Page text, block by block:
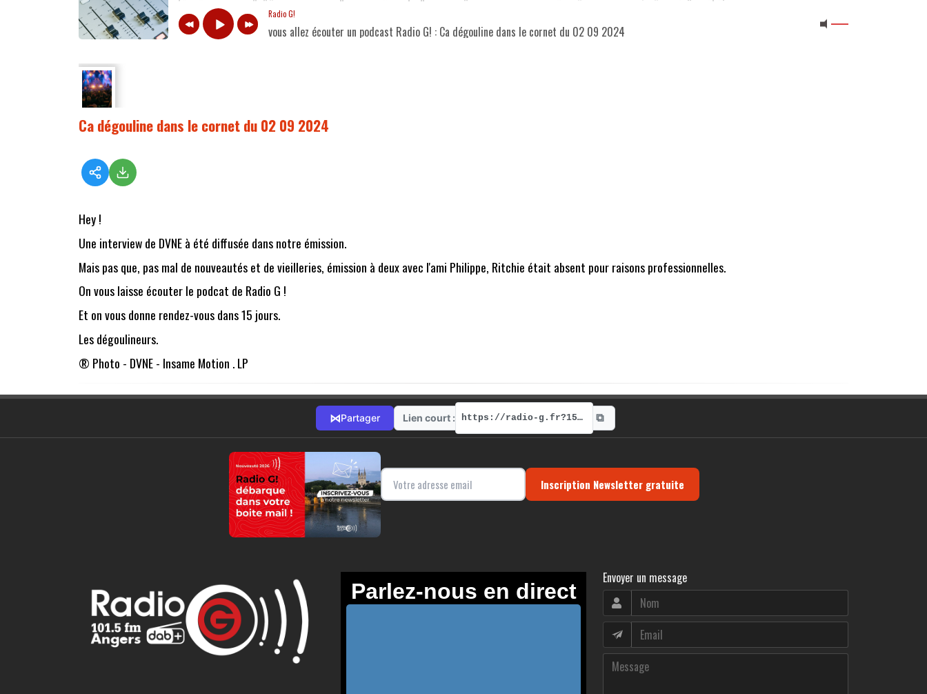
Radio G!
vous allez écouter un podcast Radio G! : Ca dégouline dans le cornet du 02 09 2024
Ca dégouline dans le cornet du 02 09 2024
Hey !
Une interview de DVNE à été diffusée dans notre émission.
Mais pas que, pas mal de nouveautés et de vieilleries, émission à deux avec l'ami Philippe, Ritchie était absent pour raisons professionnelles.
On vous laisse écouter le podcat de Radio G !
Et on vous donne rendez-vous dans 15 jours.
Les dégoulineurs.
® Photo - DVNE - Insame Motion . LP
⋈Partager Lien court : https://radio-g.fr?15335 ⧉
Inscription Newsletter gratuite
Envoyer un message